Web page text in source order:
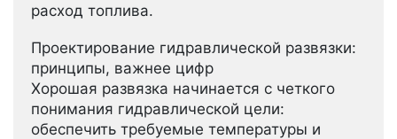
расход топлива.
Проектирование гидравлической развязки:
принципы, важнее цифр
Хорошая развязка начинается с четкого
понимания гидравлической цели:
обеспечить требуемые температуры и